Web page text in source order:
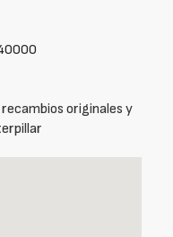
originales y